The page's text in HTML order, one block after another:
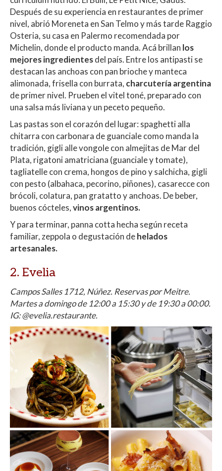
Después de su experiencia en restaurantes de primer
nivel, abrió Moreneta en San Telmo y más tarde Raggio
Osteria, su casa en Palermo recomendada por
Michelin, donde el producto manda. Acá brillan los
mejores ingredientesdel país. Entre los antipasti se
destacan las anchoas con pan brioche y manteca
alimonada, frisella con burrata, charcutería argentina
de primer nivel. Prueben el vitel toné, preparado con
una salsa más liviana y un peceto pequeño.
Las pastas son el corazón del lugar: spaghetti alla
chitarra con carbonara de guanciale como manda la
tradición, gigli alle vongole con almejitas de Mar del
Plata, rigatoni amatriciana (guanciale y tomate),
tagliatelle con crema, hongos de pino y salchicha, gigli
con pesto (albahaca, pecorino, piñones), casarecce con
brócoli, colatura, pan gratatto y anchoas. De beber,
buenos cócteles,vinos argentinos.
Y para terminar, panna cotta hecha según receta
familiar, zeppola o degustación dehelados
artesanales.
2. Evelia
Campos Salles 1712, Núñez. Reservas por Meitre.
Martes a domingo de 12:00 a 15:30 y de 19:30 a 00:00.
IG: @evelia.restaurante.